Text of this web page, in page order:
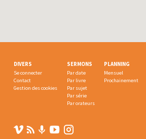
DIVERS
Se connecter
Contact
Gestion des cookies
SERMONS
Par date
Par livre
Par sujet
Par série
Par orateurs
PLANNING
Mensuel
Prochainement